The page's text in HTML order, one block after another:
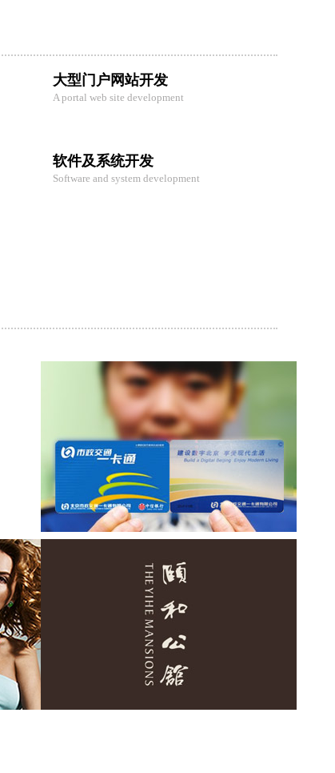
大型门户网站开发
A portal web site development
软件及系统开发
Software and system development